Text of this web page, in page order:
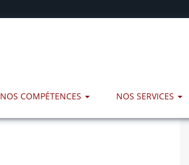
NOS COMPÉTENCES NOS SERVICES